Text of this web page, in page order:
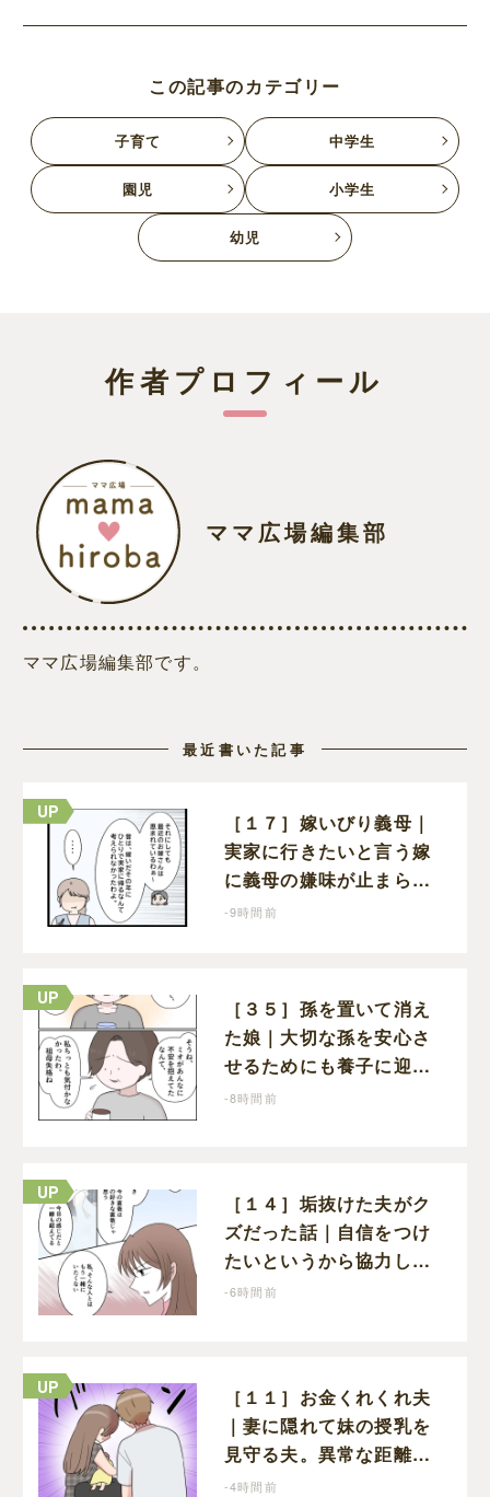
この記事のカテゴリー
子育て 中学生
園児 小学生
幼児
作者プロフィール
ママ広場編集部
ママ広場編集部です。
最近書いた記事
［１７］嫁いびり義母｜
実家に行きたいと言う嫁
に義母の嫌味が止まらな
い。気遣ってくれるのは
-9時間前
［３５］孫を置いて消え
た娘｜大切な孫を安心さ
せるためにも養子に迎え
ることを決心する
-8時間前
［１４］垢抜けた夫がク
ズだった話｜自信をつけ
たいというから協力した
のに、浮気という形で裏
-6時間前
［１１］お金くれくれ夫
｜妻に隠れて妹の授乳を
見守る夫。異常な距離の
近さに嫌悪感が湧き上が
-4時間前